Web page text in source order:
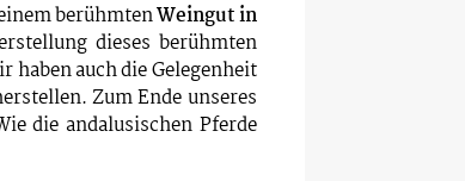
berühmtenWeingut in
dieses berühmten
auch die Gelegenheit
Zum Ende unseres
die andalusischen Pferde